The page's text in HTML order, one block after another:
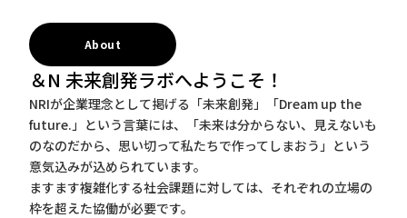
About
＆N 未来創発ラボへようこそ！
NRIが企業理念として掲げる「未来創発」「Dream up the
future.」という言葉には、「未来は分からない、見えないも
のなのだから、思い切って私たちで作ってしまおう」という
意気込みが込められています。
ますます複雑化する社会課題に対しては、それぞれの立場の
枠を超えた協働が必要です。